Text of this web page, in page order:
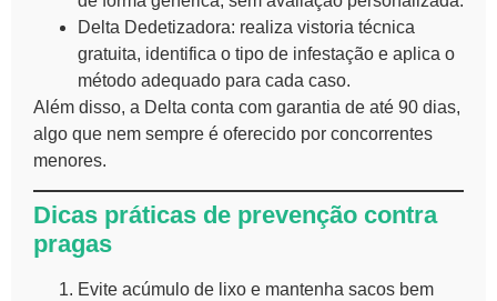
Delta Dedetizadora: realiza vistoria técnica
gratuita, identifica o tipo de infestação e aplica o
método adequado para cada caso.
Além disso, a Delta conta com garantia de até 90 dias,
algo que nem sempre é oferecido por concorrentes
menores.
Dicas práticas de prevenção contra
pragas
Evite acúmulo de lixo e mantenha sacos bem